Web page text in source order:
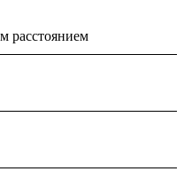
расстоянием